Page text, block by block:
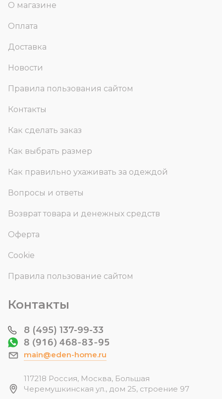
О магазине
Оплата
Доставка
Новости
Правила пользования сайтом
Контакты
Как сделать заказ
Как выбрать размер
Как правильно ухаживать за одеждой
Вопросы и ответы
Возврат товара и денежных средств
Оферта
Cookie
Правила пользование сайтом
Контакты
8 (495) 137-99-33
8 (916) 468-83-95
main@eden-home.ru
117218 Россия, Москва, Большая
Черемушкинская ул., дом 25, строение 97